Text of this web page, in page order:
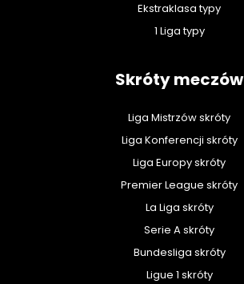
Ekstraklasa typy
1 Liga typy
Skróty meczów
Liga Mistrzów skróty
Liga Konferencji skróty
Liga Europy skróty
Premier League skróty
La Liga skróty
Serie A skróty
Bundesliga skróty
Ligue 1 skróty